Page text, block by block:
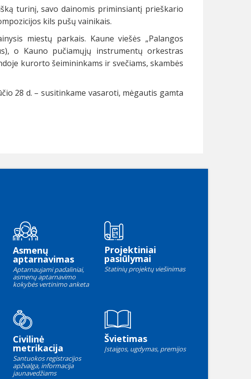
turinį, savo dainomis priminsiantį prieškario
kils pušų vainikais.
miestų parkais. Kaune viešės „Palangos
o Kauno pučiamųjų instrumentų orkestras
kurorto šeimininkams ir svečiams, skambės
28 d. – susitinkame vasaroti, mėgautis gamta
Asmenų
aptarnavimas
Aptarnaujami padaliniai,
asmenų aptarnavimo
kokybės vertinimo anketa
Projektiniai
pasiūlymai
Statinių projektų viešinimas
Civilinė
metrikacija
Santuokos registracijos
apžvalga, informacija
jaunavedžiams
Švietimas
Įstaigos, ugdymas, premijos